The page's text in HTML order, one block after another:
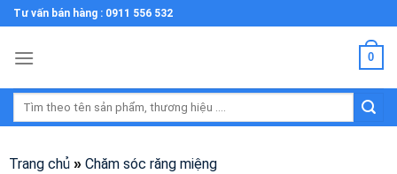
Skip
to
content
Tư vấn bán hàng : 0911 556 532
0
Tìm
Trang chủ» Chăm sóc răng miệng